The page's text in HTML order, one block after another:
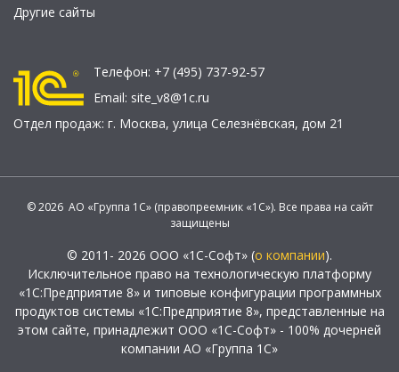
Другие сайты
Телефон: +7 (495) 737-92-57
Email: site_v8@1c.ru
Отдел продаж: г. Москва, улица Селезнёвская, дом 21
© 2026 АО «Группа 1С» (правопреемник «1С»). Все права на сайт
защищены
© 2011- 2026 ООО «1С-Софт» (о компании).
Исключительное право на технологическую платформу
«1С:Предприятие 8» и типовые конфигурации программных
продуктов системы «1С:Предприятие 8», представленные на
этом сайте, принадлежит ООО «1С-Софт» - 100% дочерней
компании АО «Группа 1С»